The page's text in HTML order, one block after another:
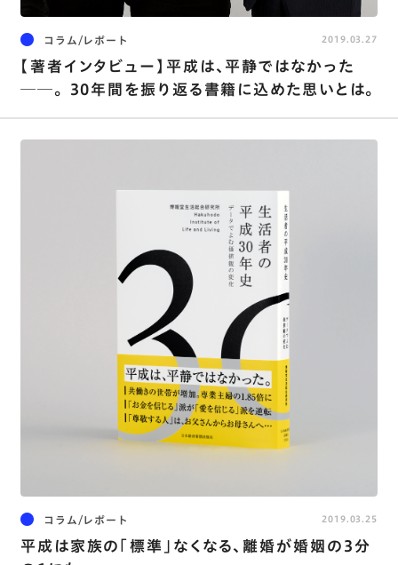
コラム/レポート
【著者インタビュー】平成は、平静ではなかった
──。 30年間を振り返る書籍に込めた思いとは。
2019.03.27
コラム/レポート
平成は家族の「標準」なくなる、離婚が婚姻の3分
2019.03.25